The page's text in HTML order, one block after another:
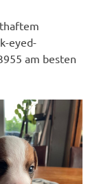
eyed-
am besten